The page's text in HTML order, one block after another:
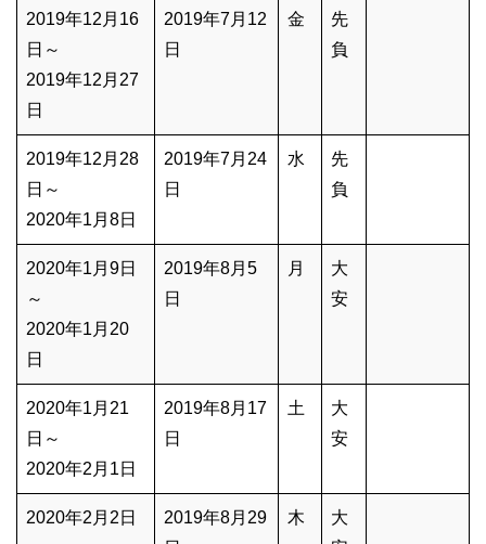
2019年12月16
日～
2019年12月27
日
2019年7月12
日
金
先
負
2019年12月28
日～
2020年1月8日
2019年7月24
日
水
先
負
2020年1月9日
～
2020年1月20
日
2019年8月5
日
月
大
安
2020年1月21
日～
2020年2月1日
2019年8月17
日
土
大
安
2020年2月2日
2019年8月29
木
大